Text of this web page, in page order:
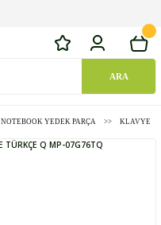
ARA
NOTEBOOK YEDEK PARÇA KLAVYE